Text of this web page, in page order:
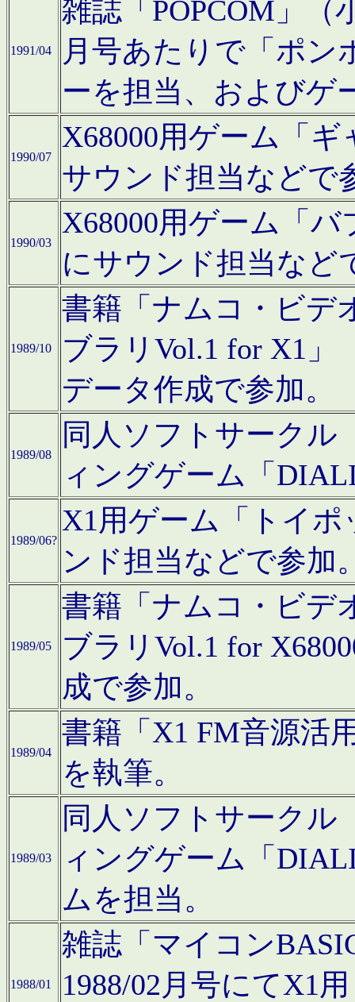
1991/04
雑誌「POPCOM」（
月号あたりで「ポン
ーを担当、およびゲ
1990/07
X68000用ゲーム「
サウンド担当などで
1990/03
X68000用ゲーム「
にサウンド担当など
1989/10
書籍「ナムコ・ビデ
ブラリVol.1 for X1」
データ作成で参加。
1989/08
同人ソフトサークル
ィングゲーム「
1989/06?
X1用ゲーム「トイ
ンド担当などで参加
1989/05
書籍「ナムコ・ビデ
ブラリVol.1 for
成で参加。
1989/04
書籍「X1 FM音源活
を執筆。
1989/03
同人ソフトサークル
ィングゲーム「
ムを担当。
1988/01
雑誌「マイコン
1988/02月号にてX1